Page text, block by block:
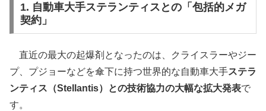
1. 自動車大手ステランティスとの「包括的メガ
契約」
直近の最大の起爆剤となったのは、クライスラーやジー
プ、プジョーなどを傘下に持つ世界的な自動車大手ステラ
ンティス（Stellantis）との技術協力の大幅な拡大発表で
す。